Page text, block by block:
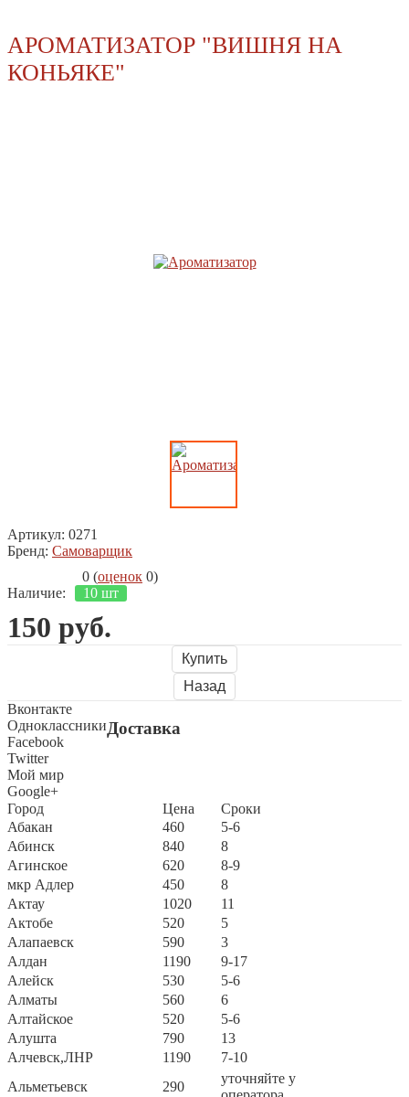
АРОМАТИЗАТОР "ВИШНЯ НА
КОНЬЯКЕ"
Артикул: 0271
Бренд: Самоварщик
0 (оценок 0)
Наличие:
10 шт
150 руб.
Купить
Назад
Вконтакте
Одноклассники
Facebook
Twitter
Мой мир
Google+
Доставка
Город Цена
Сроки
Абакан
460
5-6
Абинск
840
8
Агинское
620
8-9
мкр Адлер
450
8
Актау
1020
11
Актобе
520
5
Алапаевск
590
3
Алдан
1190
9-17
Алейск
530
5-6
Алматы
560
6
Алтайское
520
5-6
Алушта
790
13
Алчевск,ЛНР
1190
7-10
Альметьевск
290
уточняйте у